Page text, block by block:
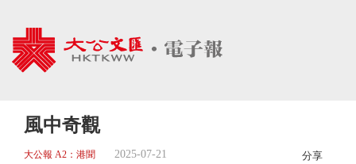
風中奇觀
大公報 A2：港聞 2025-07-21 分享